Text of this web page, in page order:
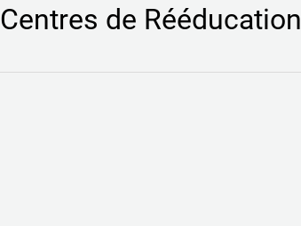
Centres de Rééducation